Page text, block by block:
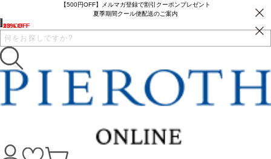
【500円OFF】メルマガ登録で割引クーポンプレゼント
夏季期間クール便配送のご案内
10% OFF
23% OFF
13% OFF
9% OFF